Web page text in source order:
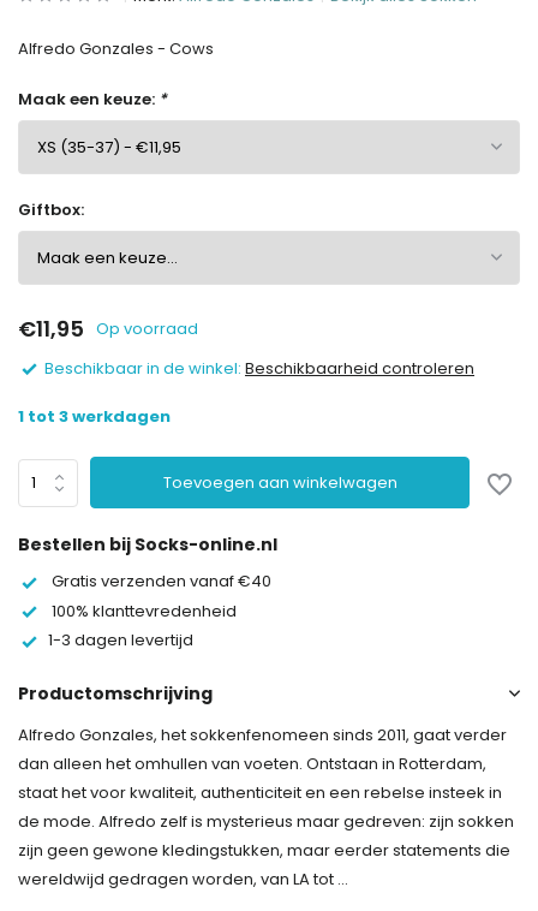
Alfredo Gonzales - Cows
Maak een keuze: *
Giftbox:
€11,95 Op voorraad
Beschikbaar in de winkel: Beschikbaarheid controleren
1 tot 3 werkdagen
Toevoegen aan winkelwagen
Bestellen bij Socks-online.nl
Gratis verzenden vanaf €40
100% klanttevredenheid
1-3 dagen levertijd
Productomschrijving
Alfredo Gonzales, het sokkenfenomeen sinds 2011, gaat verder
dan alleen het omhullen van voeten. Ontstaan in Rotterdam,
staat het voor kwaliteit, authenticiteit en een rebelse insteek in
de mode. Alfredo zelf is mysterieus maar gedreven: zijn sokken
zijn geen gewone kledingstukken, maar eerder statements die
wereldwijd gedragen worden, van LA tot ...